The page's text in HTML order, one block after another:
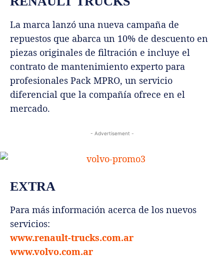
La marca lanzó una nueva campaña de
repuestos que abarca un 10% de descuento en
piezas originales de filtración e incluye el
contrato de mantenimiento experto para
profesionales Pack MPRO, un servicio
diferencial que la compañía ofrece en el
mercado.
- Advertisement -
EXTRA
Para más información acerca de los nuevos
servicios:
www.renault-trucks.com.ar
www.volvo.com.ar